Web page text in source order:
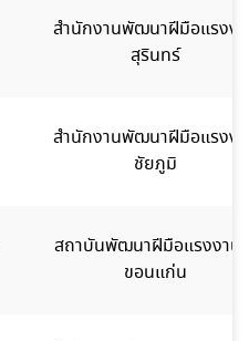
สำนักงานพัฒนาฝีมือแรงง
สุรินทร์
สำนักงานพัฒนาฝีมือแรงง
ชัยภูมิ
สถาบันพัฒนาฝีมือแรงงาน
ขอนแก่น